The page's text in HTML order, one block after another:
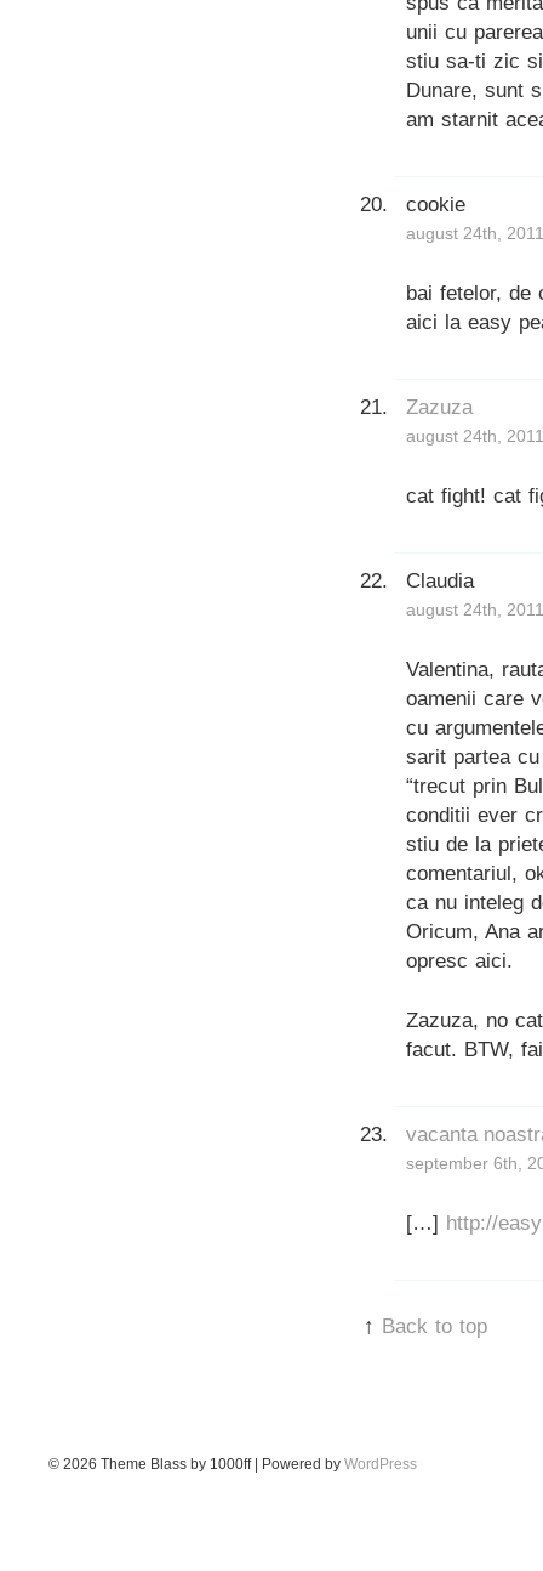
unii cu
stiu sa-ti zic
Dunare, sunt
am starnit
cookie
august 24th,
bai fetelor, de
aici la easy
Zazuza
august 24th,
cat fight! cat
Claudia
august 24th,
Valentina,
oamenii care
cu
sarit partea
“trecut prin
conditii ever
stiu de la
comentariul,
ca nu inteleg
Oricum, Ana
opresc aici.
Zazuza, no
facut. BTW,
vacanta
september 6th,
[…] http://
↑ Back to top
© 2026 Theme Blass by 1000ff | Powered by WordPress